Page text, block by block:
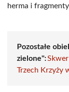
herma i
Pozostałe
zielone":
Trzech Krzyży